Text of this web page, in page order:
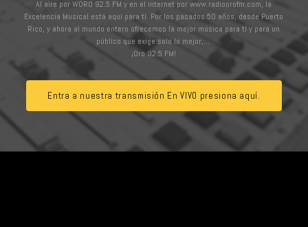
Al aire por WORO 92.5 FM y en el internet por www.radioorofm.com, la
Excelencia Musical está aquí para tí. Por los pasados 50 años, desde Puerto
Rico, y ahora al mundo entero ofrecemos la mejor música para tí y para un
público que exige solo lo mejor,...
¡Oro 92.5 FM!
Entra a nuestra transmisión En VIVO presiona aquí.